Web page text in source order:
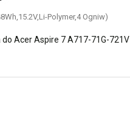
Polymer,4 Ogniw)
do Acer Aspire 7 A717-71G-721V